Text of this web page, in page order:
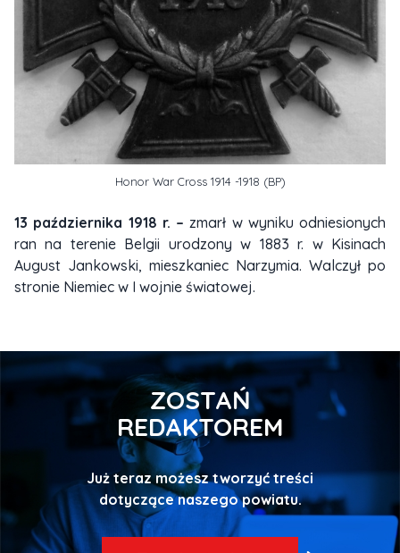
Honor War Cross 1914 -1918 (BP)
13 października 1918 r. –zmarł w wyniku odniesionych
ran na terenie Belgii urodzony w 1883 r. w Kisinach
August Jankowski, mieszkaniec Narzymia. Walczył po
stronie Niemiec w I wojnie światowej.
ZOSTAŃ
REDAKTOREM
Już teraz możesz tworzyć treści
dotyczące naszego powiatu.